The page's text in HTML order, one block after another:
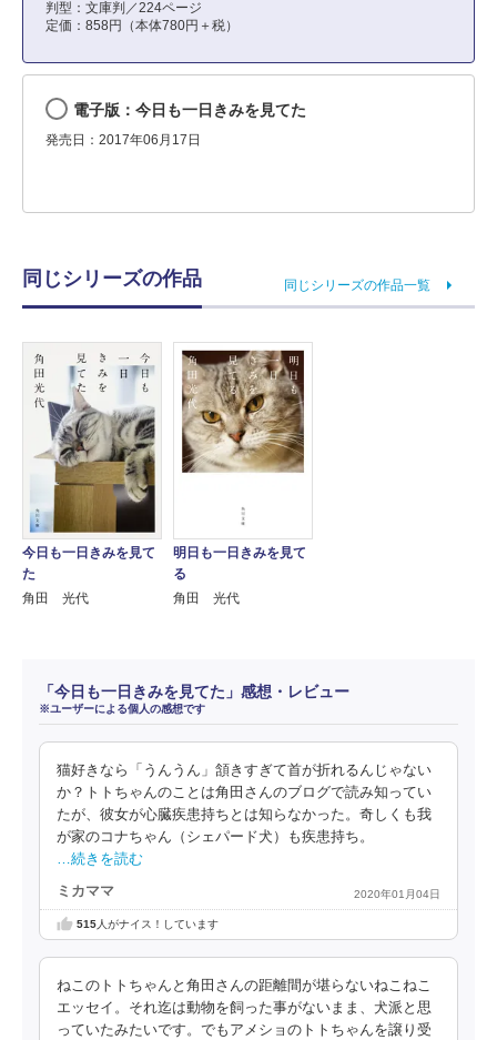
判型：文庫判／224ページ
定価：858円（本体780円＋税）
電子版：今日も一日きみを見てた
発売日：2017年06月17日
同じシリーズの作品 同じシリーズの作品一覧
今日も一日きみを見て
た
角田 光代
明日も一日きみを見て
る
角田 光代
「今日も一日きみを見てた」感想・レビュー
※ユーザーによる個人の感想です
猫好きなら「うんうん」頷きすぎて首が折れるんじゃない
か？トトちゃんのことは角田さんのブログで読み知ってい
たが、彼女が心臓疾患持ちとは知らなかった。奇しくも我
が家のコナちゃん（シェパード犬）も疾患持ち。
…続きを読む
ミカママ 2020年01月04日
515人がナイス！しています
ねこのトトちゃんと角田さんの距離間が堪らないねこねこ
エッセイ。それ迄は動物を飼った事がないまま、犬派と思
っていたみたいです。でもアメショのトトちゃんを譲り受